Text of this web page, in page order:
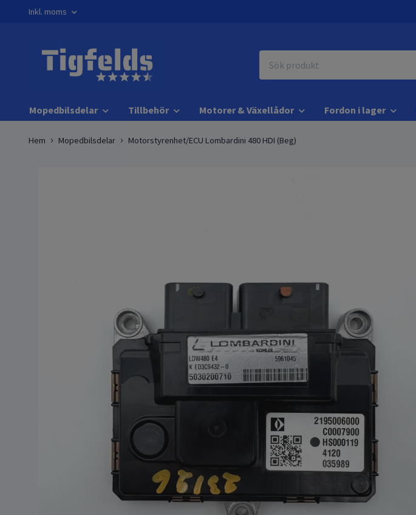
Inkl. moms
Mopedbilsdelar Tillbehör Motorer & Växellådor Fordon i lager
Hem Mopedbilsdelar Motorstyrenhet/ECU Lombardini 480 HDI (Beg)